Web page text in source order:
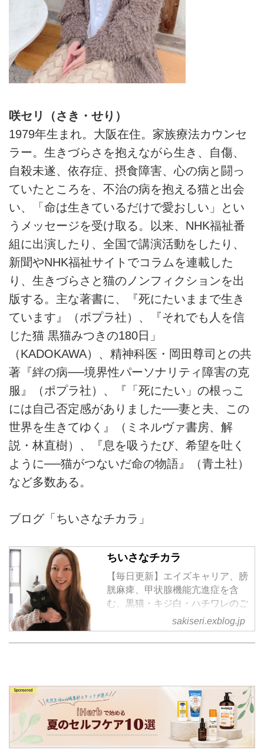
咲セリ（さき・せり）
1979年生まれ。大阪在住。家族療法カウンセ
ラー。生きづらさを抱えながら生き、自傷、
自殺未遂、依存症、摂食障害、心の病と闘っ
ていたところを、不治の病を抱える猫と出会
い、「命は生きているだけで愛おしい」とい
うメッセージを受け取る。以来、NHK福祉番
組に出演したり、全国で講演活動をしたり、
新聞やNHK福祉サイトでコラムを連載した
り、生きづらさと猫のノンフィクションを出
版する。主な著書に、『死にたいままで生き
ています』（ポプラ社）、『それでも人を信
じた猫 黒猫みつきの180日」
（KADOKAWA）、精神科医・岡田尊司との共
著『絆の病──境界性パーソナリティ障害の克
服』（ポプラ社）、『「死にたい」の根っこ
には自己否定感がありました──妻と夫、この
世界を生きてゆく』（ミネルヴァ書房、解
説・林直樹）、『息を吸うたび、希望を吐く
ように──猫がつないだ命の物語』（青土社）
など多数ある。
ブログ「ちいさなチカラ」
ちいさなチカラ
【毎日更新】エイズキャリア、膀
胱麻痺、甲状腺機能亢進症を含
む、黒猫・キジ白・ハチワレのご
sakiseri.exblog.jp